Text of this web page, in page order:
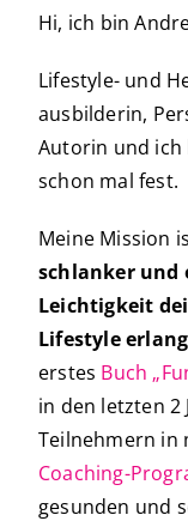
Hi, ich bin
Lifestyle- und
ausbilderin,
Autorin und ich
schon mal fest.
Meine Mission
schlanker
Leichtigkeit
Lifestyle
erstes Buch
in den letzten 2
Teilnehmern in
Coaching-
gesunden und